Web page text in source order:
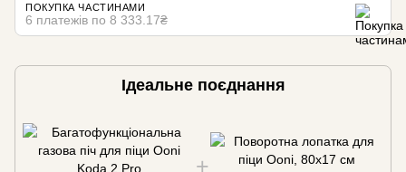
ПОКУПКА ЧАСТИНАМИ
6 платежів по 8 333.17₴
Ідеальне поєднання